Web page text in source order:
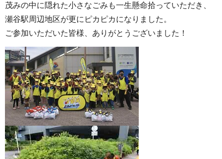
茂みの中に隠れた小さなごみも一生懸命拾っていただき、
瀬谷駅周辺地区が更にピカピカになりました。
ご参加いただいた皆様、ありがとうございました！